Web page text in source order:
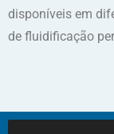
disponíveis em
de fluidificação